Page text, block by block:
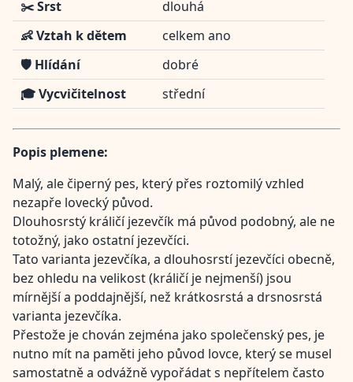
✂️ Srst
dlouhá
👶 Vztah k dětem
celkem ano
🛡️ Hlídání
dobré
🎓 Vycvičitelnost
střední
Popis plemene:
Malý, ale čiperný pes, který přes roztomilý vzhled
nezapře lovecký původ.
Dlouhosrstý králičí jezevčík má původ podobný, ale ne
totožný, jako ostatní jezevčíci.
Tato varianta jezevčíka, a dlouhosrstí jezevčíci obecně,
bez ohledu na velikost (králičí je nejmenší) jsou
mírnější a poddajnější, než krátkosrstá a drsnosrstá
varianta jezevčíka.
Přestože je chován zejména jako společenský pes, je
nutno mít na paměti jeho původ lovce, který se musel
samostatně a odvážně vypořádat s nepřítelem často